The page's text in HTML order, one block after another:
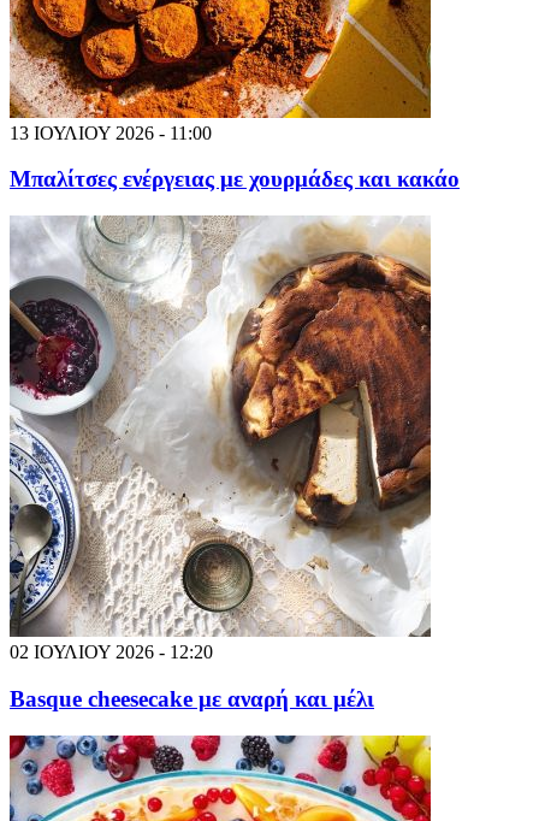
13 ΙΟΥΛΙΟΥ 2026 - 11:00
Μπαλίτσες ενέργειας με χουρμάδες και κακάο
02 ΙΟΥΛΙΟΥ 2026 - 12:20
Basque cheesecake με αναρή και μέλι